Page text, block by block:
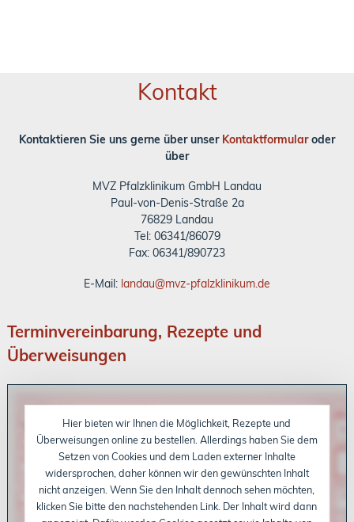
Kontakt
Kontaktieren Sie uns gerne über unser Kontaktformularoder
über
MVZ Pfalzklinikum GmbH Landau
Paul-von-Denis-Straße 2a
76829 Landau
Tel: 06341/86079
Fax: 06341/890723
E-Mail: landau@mvz-pfalzklinikum.de
Terminvereinbarung, Rezepte und
Überweisungen
Hier bieten wir Ihnen die Möglichkeit, Rezepte und
Überweisungen online zu bestellen. Allerdings haben Sie dem
Setzen von Cookies und dem Laden externer Inhalte
widersprochen, daher können wir den gewünschten Inhalt
nicht anzeigen. Wenn Sie den Inhalt dennoch sehen möchten,
klicken Sie bitte den nachstehenden Link. Der Inhalt wird dann